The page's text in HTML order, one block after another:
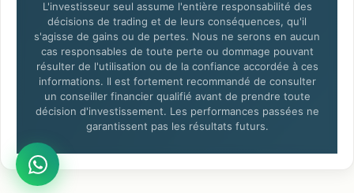
L'investisseur seul assume l'entière responsabilité des
décisions de trading et de leurs conséquences, qu'il
s'agisse de gains ou de pertes. Nous ne serons en aucun
cas responsables de toute perte ou dommage pouvant
résulter de l'utilisation ou de la confiance accordée à ces
informations. Il est fortement recommandé de consulter
un conseiller financier qualifié avant de prendre toute
décision d'investissement. Les performances passées ne
garantissent pas les résultats futurs.